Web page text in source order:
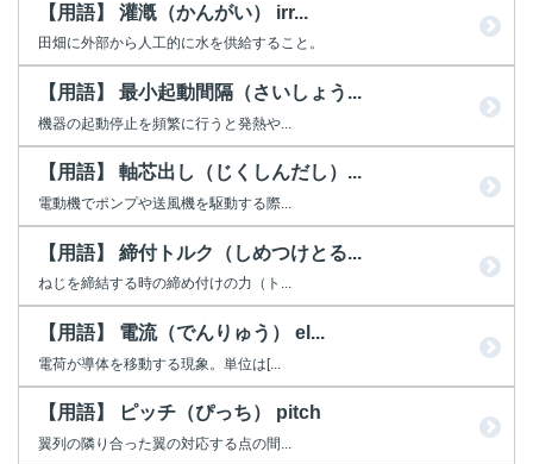
【用語】 灌漑（かんがい） irr...
田畑に外部から人工的に水を供給すること。
【用語】 最小起動間隔（さいしょう...
機器の起動停止を頻繁に行うと発熱や...
【用語】 軸芯出し（じくしんだし）...
電動機でポンプや送風機を駆動する際...
【用語】 締付トルク（しめつけとる...
ねじを締結する時の締め付けの力（ト...
【用語】 電流（でんりゅう） el...
電荷が導体を移動する現象。単位は[...
【用語】 ピッチ（ぴっち） pitch
翼列の隣り合った翼の対応する点の間...